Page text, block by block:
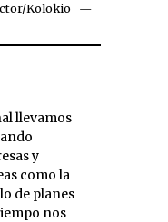
/Kolokio
y
como la
de planes
nos